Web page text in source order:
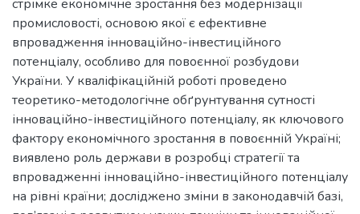
стрімке економічне зростання без модернізації
промисловості, основою якої є ефективне
впровадження інноваційно-інвестиційного
потенціалу, особливо для повоєнної розбудови
України. У кваліфікаційній роботі проведено
теоретико-методологічне обґрунтування сутності
інноваційно-інвестиційного потенціалу, як ключового
фактору економічного зростання в повоєнній Україні;
виявлено роль держави в розробці стратегії та
впровадженні інноваційно-інвестиційного потенціалу
на рівні країни; досліджено зміни в законодавчій базі,